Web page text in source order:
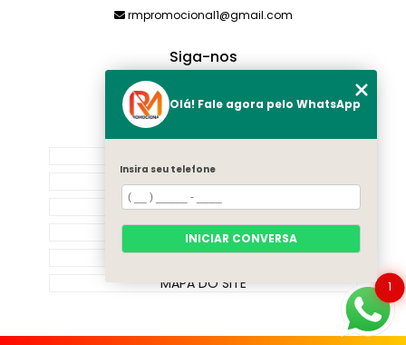
rmpromocional1@gmail.com
Siga-nos
SOBRE NÓS
PRODUTOS
CATEGORIAS
CONTATO
MAPA DO SITE
1
Olá! Fale agora pelo WhatsApp
Insira seu telefone
INICIAR CONVERSA